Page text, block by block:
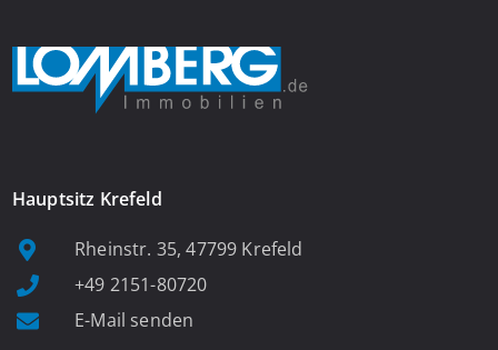
Hauptsitz Krefeld
Rheinstr. 35, 47799 Krefeld
+49 2151-80720
E-Mail senden